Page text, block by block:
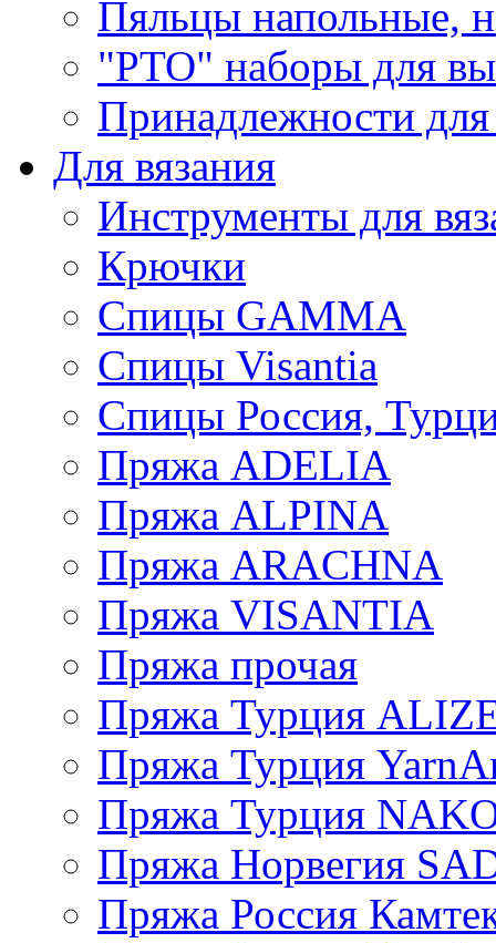
Пяльцы напольные,
"РТО" наборы для
Принадлежности
Для вязания
Инструменты для
Крючки
Спицы GAMMA
Спицы Visantia
Спицы Россия,
Пряжа ADELIA
Пряжа ALPINA
Пряжа ARACHNA
Пряжа VISANTIA
Пряжа прочая
Пряжа Турция
Пряжа Турция
Пряжа Турция
Пряжа Норвегия
Пряжа Россия